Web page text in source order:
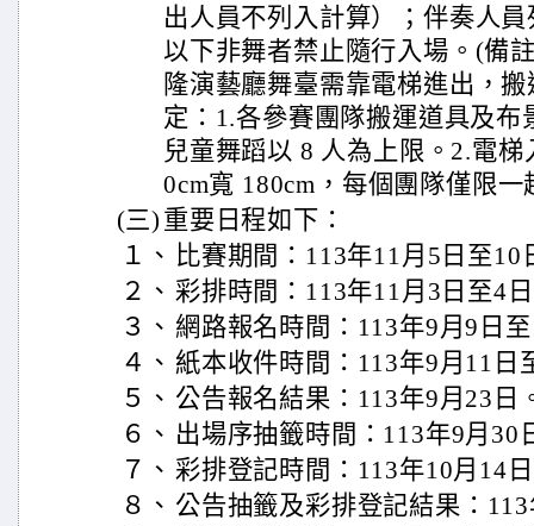
出人員不列入計算）；伴奏人
以下非舞者禁止隨行入場。(備
隆演藝廳舞臺需靠電梯進出，
定：1.各參賽團隊搬運道具及布
兒童舞蹈以 8 人為上限。2.電
0cm寬 180cm，每個團隊僅限
(三) 重要日程如下：
１、 比賽期間：113年11月5日至10
２、 彩排時間：113年11月3日至4
３、 網路報名時間：113年9月9日
４、 紙本收件時間：113年9月11日
５、 公告報名結果：113年9月23日
６、 出場序抽籤時間：113年9月30
７、 彩排登記時間：113年10月14
８、 公告抽籤及彩排登記結果：